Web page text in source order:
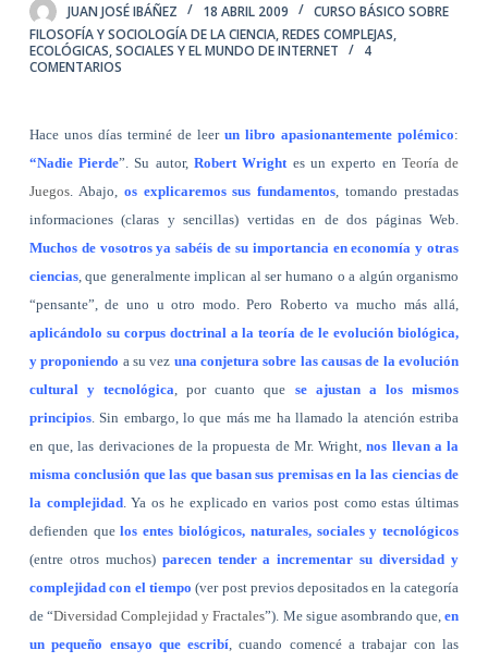
n
d
JUAN JOSÉ IBÁÑEZ 18 ABRIL 2009
CURSO BÁSICO SOBRE
FILOSOFÍA Y SOCIOLOGÍA DE LA CIENCIA,REDES COMPLEJAS,
ECOLÓGICAS, SOCIALES Y EL MUNDO DE INTERNET
4
COMENTARIOS
Hace unos días terminé de leerun libro apasionantemente polémico:
“Nadie Pierde”. Su autor,Robert Wright es un experto en Teoría de
Juegos. Abajo, os explicaremos sus fundamentos , tomando prestadas
informaciones (claras y sencillas) vertidas en de dos páginas Web.
Muchos de vosotros ya sabéis de su importancia en economía y otras
ciencias, que generalmente implican al ser humano o a algún organismo
“pensante”, de uno u otro modo. Pero Roberto va mucho más allá,
aplicándolo su corpus doctrinal a la teoría de le evolución biológica,
y proponiendo a su vez una conjetura sobre las causas de la evolución
cultural y tecnológica , por cuanto que se ajustan a los mismos
principios. Sin embargo, lo que más me ha llamado la atención estriba
en que, las derivaciones de la propuesta de Mr. Wright, nos llevan a la
misma conclusión que las que basan sus premisas en la las ciencias de
la complejidad. Ya os he explicado en varios post como estas últimas
defienden quelos entes biológicos, naturales, sociales y tecnológicos
(entre otros muchos) parecen tender a incrementar su diversidad y
complejidad con el tiempo (ver post previos depositados en la categoría
de “Diversidad Complejidad y Fractales”). Me sigue asombrando que, en
un pequeño ensayo que escribí , cuando comencé a trabajar con las